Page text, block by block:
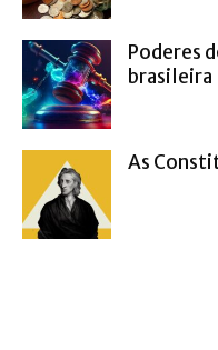
Poderes
brasileira
As